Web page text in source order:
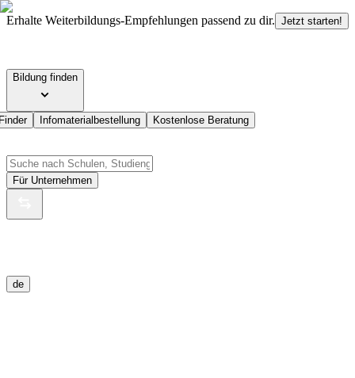
Erhalte Weiterbildungs-Empfehlungen passend zu dir. Jetzt starten!
Bildung finden
Infomaterialbestellung Kostenlose Beratung
Für Unternehmen
de